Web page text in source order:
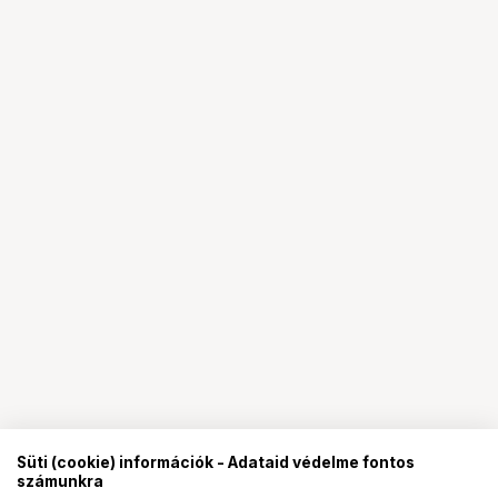
Süti (cookie) információk - Adataid védelme fontos
számunkra